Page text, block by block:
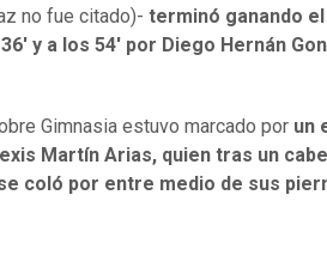
no fue citado)- terminó ganando
y a los 54' por Diego Hernán
Gimnasia estuvo marcado por un
Martín Arias, quien tras un
coló por entre medio de sus